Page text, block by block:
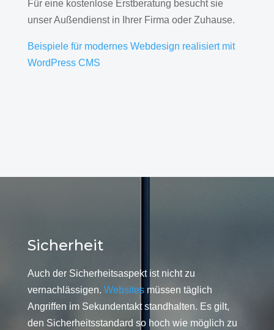
Für eine kostenlose Erstberatung besucht sie
unser Außendienst in Ihrer Firma oder Zuhause.
Beispiele für modernes Webdesign realisiert mit
WordPress CMS
Sicherheit
Auch der Sicherheitsaspekt ist nicht zu
vernachlässigen. Websitesmüssen täglich
Angriffen im Sekundentakt standhalten. Es gilt,
den Sicherheitsstandard so hoch wie möglich zu